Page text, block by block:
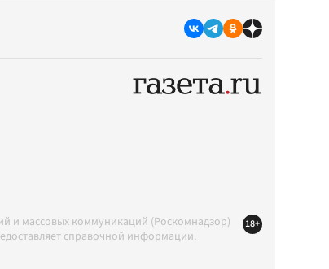
и массовых коммуникаций (Роскомнадзор)
справочной информации.
18+